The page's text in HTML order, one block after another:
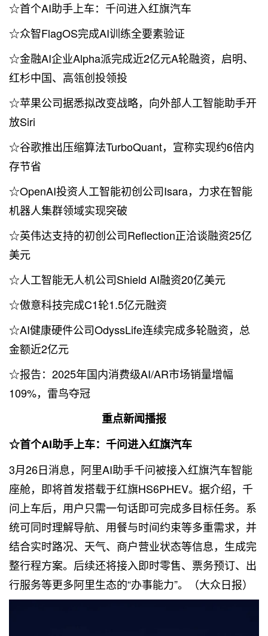
☆首个AI助手上车：千问进入红旗汽车
☆众智FlagOS完成AI训练全要素验证
☆金融AI企业Alpha派完成近2亿元A轮融资，启明、
红杉中国、高瓴创投领投
☆苹果公司据悉拟改变战略，向外部人工智能助手开
放Siri
☆谷歌推出压缩算法TurboQuant，宣称实现约6倍内
存节省
☆OpenAI投资人工智能初创公司Isara，力求在智能
机器人集群领域实现突破
☆英伟达支持的初创公司Reflection正洽谈融资25亿
美元
☆人工智能无人机公司Shield AI融资20亿美元
☆傲意科技完成C1轮1.5亿元融资
☆AI健康硬件公司OdyssLife连续完成多轮融资，总
金额近2亿元
☆报告：2025年国内消费级AI/AR市场销量增幅
109%，雷鸟夺冠
重点新闻播报
☆首个AI助手上车：千问进入红旗汽车
3月26日消息，阿里AI助手千问被接入红旗汽车智能
座舱，即将首发搭载于红旗HS6PHEV。据介绍，千
问上车后，用户只需一句话即可完成多目标任务。系
统可同时理解导航、用餐与时间约束等多重需求，并
结合实时路况、天气、商户营业状态等信息，生成完
整行程方案。后续还将接入即时零售、票务预订、出
行服务等更多阿里生态的“办事能力”。（大众日报）